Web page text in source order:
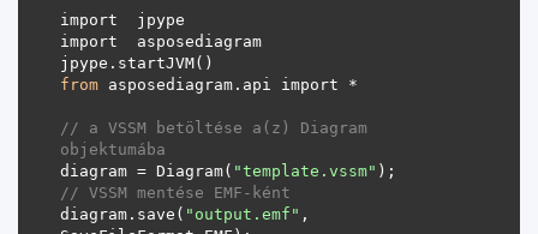
from
// a VSSM betöltése a(z) Diagram
objektumába
diagram = Diagram( "template.vssm"
// VSSM mentése EMF-ként
diagram.save( "output.emf" ,